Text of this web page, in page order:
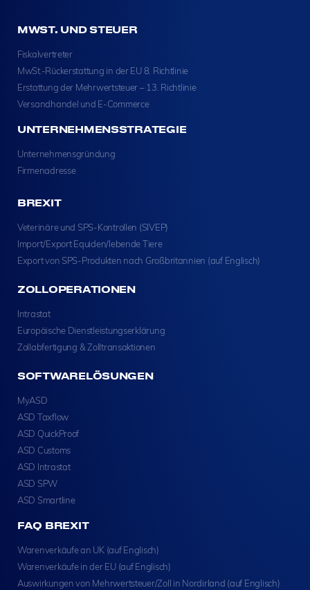
MWST. UND STEUER
Fiskalvertreter
MwSt.-Rückerstattung in der EU 8. Richtlinie
Erstattung der Mehrwertsteuer – 13. Richtlinie
Versandhandel und E-Commerce
UNTERNEHMENSSTRATEGIE
Unternehmensgründung
Firmenadresse
BREXIT
Veterinäre und SPS-Kontrollen (SIVEP)
Import/Export Equiden/lebende Tiere
Export von SPS-Produkten nach Großbritannien (auf Englisch)
ZOLLOPERATIONEN
Intrastat
Europäische Dienstleistungserklärung
Zollabfertigung & Zolltransaktionen
SOFTWARELÖSUNGEN
MyASD
ASD Taxflow
ASD QuickProof
ASD Customs
ASD Intrastat
ASD SPW
ASD Smartline
FAQ BREXIT
Warenverkäufe an UK (auf Englisch)
Warenverkäufe in der EU (auf Englisch)
Auswirkungen von Mehrwertsteuer/Zoll in Nordirland (auf Englisch)